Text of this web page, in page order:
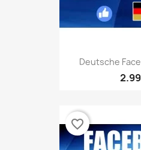
Deutsche
favorite_border